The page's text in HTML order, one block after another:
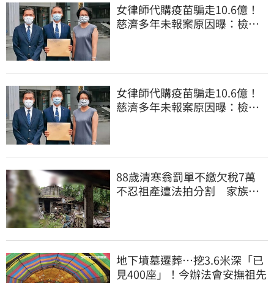
女律師代購疫苗騙走10.6億！
慈濟多年未報案原因曝：檢警
女律師代購疫苗騙走10.6億！
慈濟多年未報案原因曝：檢警
88歲清寒翁罰單不繳欠稅7萬
不忍祖產遭法拍分割 家族按
地下墳墓遷葬…挖3.6米深「已
見400座」！今辦法會安撫祖先